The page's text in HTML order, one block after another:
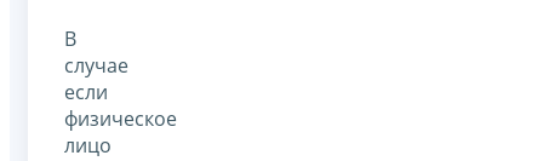
В
случае
если
физическое
лицо